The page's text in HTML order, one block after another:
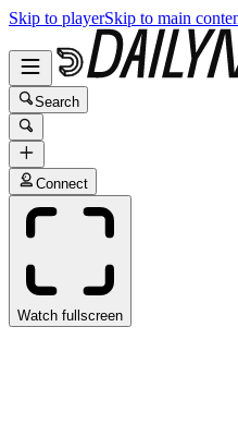
Skip to playerSkip to main
Search
Connect
Watch fullscreen